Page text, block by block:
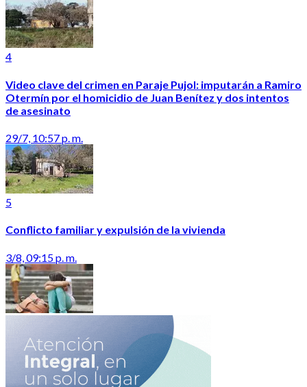
4
Video clave del crimen en Paraje Pujol: imputarán a Ramiro
Otermín por el homicidio de Juan Benítez y dos intentos
de asesinato
29/7, 10:57 p. m.
5
Conflicto familiar y expulsión de la vivienda
3/8, 09:15 p. m.